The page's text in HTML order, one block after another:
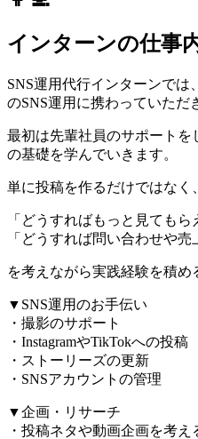
インターンの仕事
SNS運用代行インターンでは
のSNS運用に携わっていただ
最初は先輩社員のサポートを
の基礎を学んでいきます。
単に投稿を作るだけではなく、
「どうすればもっと見てもら
「どうすれば問い合わせや売
を考えながら実践経験を積め
▼SNS運用のお手伝い
・撮影のサポート
・InstagramやTikTokへの投稿
・ストーリーズの更新
・SNSアカウントの管理
▼企画・リサーチ
・投稿ネタや動画企画を考え